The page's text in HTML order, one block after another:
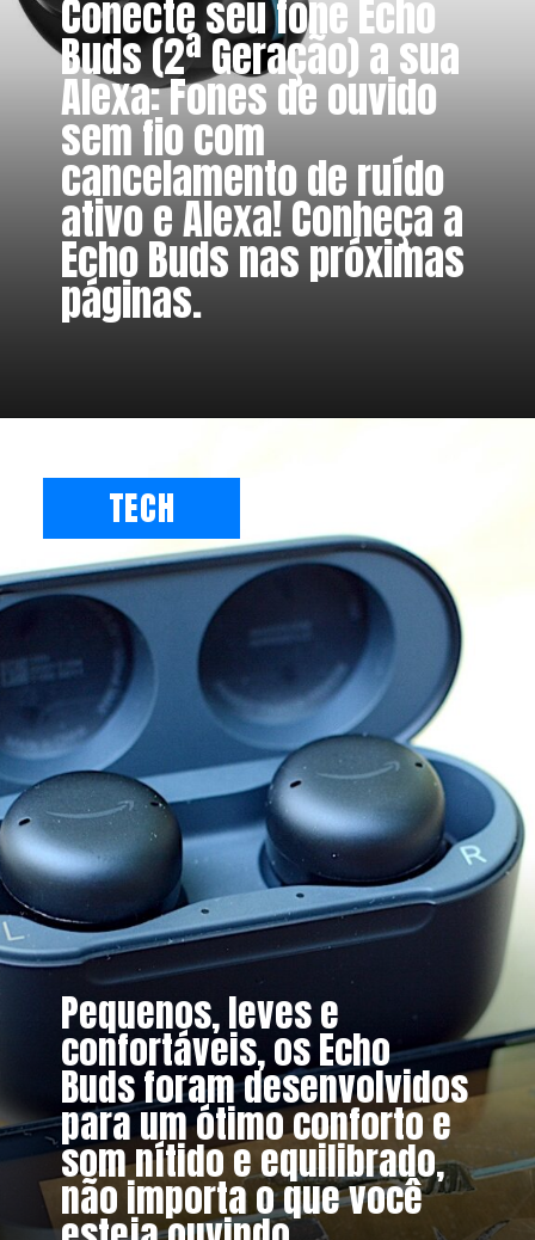
Conecte seu fone Echo
Buds (2ª Geração) a sua
Alexa: Fones de ouvido
sem fio com
cancelamento de ruído
ativo e Alexa! Conheça a
Echo Buds nas próximas
páginas.
Pequenos, leves e
confortáveis, os Echo
Buds foram desenvolvidos
para um ótimo conforto e
som nítido e equilibrado,
não importa o que você
TECH